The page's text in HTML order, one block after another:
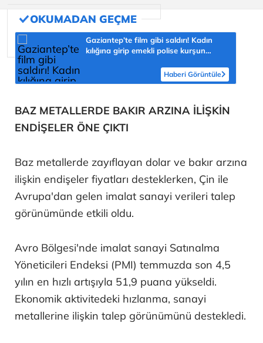
Gaziantep’te film gibi saldırı! Kadın
kılığına girip emekli polise kurşun
Haberi Görüntüle
BAZ METALLERDE BAKIR ARZINA İLİŞKİN
ENDİŞELER ÖNE ÇIKTI
Baz metallerde zayıflayan dolar ve bakır arzına
ilişkin endişeler fiyatları desteklerken, Çin ile
Avrupa'dan gelen imalat sanayi verileri talep
görünümünde etkili oldu.
Avro Bölgesi'nde imalat sanayi Satınalma
Yöneticileri Endeksi (PMI) temmuzda son 4,5
yılın en hızlı artışıyla 51,9 puana yükseldi.
Ekonomik aktivitedeki hızlanma, sanayi
metallerine ilişkin talep görünümünü destekledi.